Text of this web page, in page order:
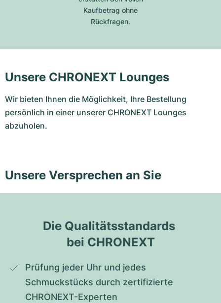
Kaufbetrag ohne
Rückfragen.
Unsere CHRONEXT Lounges
Wir bieten Ihnen die Möglichkeit, Ihre Bestellung
persönlich in einer unserer CHRONEXT Lounges
abzuholen.
Unsere Versprechen an Sie
Die Qualitätsstandards
bei CHRONEXT
Prüfung jeder Uhr und jedes
Schmuckstücks durch zertifizierte
CHRONEXT-Experten